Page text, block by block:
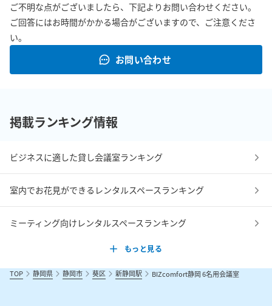
ご不明な点がございましたら、下記よりお問い合わせください。
ご回答にはお時間がかかる場合がございますので、ご注意くださ
い。
お問い合わせ
掲載ランキング情報
ビジネスに適した貸し会議室ランキング
室内でお花見ができるレンタルスペースランキング
ミーティング向けレンタルスペースランキング
もっと見る
TOP 静岡県 静岡市 葵区 新静岡駅 BIZcomfort静岡 6名用会議室